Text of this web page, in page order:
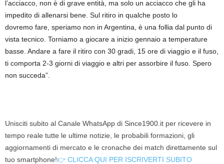
l’acciacco, non è di grave entità, ma solo un acciacco che gli ha
impedito di allenarsi bene. Sul ritiro in qualche posto lo
dovremo fare, speriamo non in Argentina, è una follia dal punto di
vista tecnico. Torniamo a giocare a inizio gennaio a temperature
basse. Andare a fare il ritiro con 30 gradi, 15 ore di viaggio e il fuso,
ti comporta 2-3 giorni di viaggio e altri per assorbire il fuso. Spero
non succeda”.
Unisciti subito al Canale WhatsApp di Since1900.it per ricevere in
tempo reale tutte le ultime notizie, le probabili formazioni, gli
aggiornamenti di mercato e le cronache dei match direttamente sul
tuo smartphone!👉 CLICCA QUI PER ISCRIVERTI SUBITO